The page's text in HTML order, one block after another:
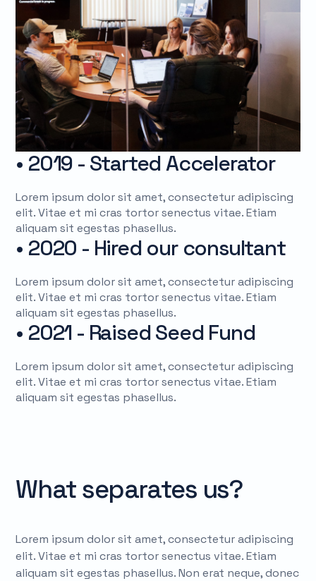
• 2019 - Started Accelerator
Lorem ipsum dolor sit amet, consectetur adipiscing
elit. Vitae et mi cras tortor senectus vitae. Etiam
aliquam sit egestas phasellus.
• 2020 - Hired our consultant
Lorem ipsum dolor sit amet, consectetur adipiscing
elit. Vitae et mi cras tortor senectus vitae. Etiam
aliquam sit egestas phasellus.
• 2021 - Raised Seed Fund
Lorem ipsum dolor sit amet, consectetur adipiscing
elit. Vitae et mi cras tortor senectus vitae. Etiam
aliquam sit egestas phasellus.
What separates us?
Lorem ipsum dolor sit amet, consectetur adipiscing
elit. Vitae et mi cras tortor senectus vitae. Etiam
aliquam sit egestas phasellus. Non erat neque, donec